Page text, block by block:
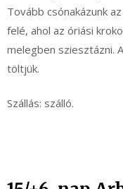
Tovább csónakázunk
felé, ahol az óriási
melegben sziesztázni.
töltjük.
Szállás: szálló.